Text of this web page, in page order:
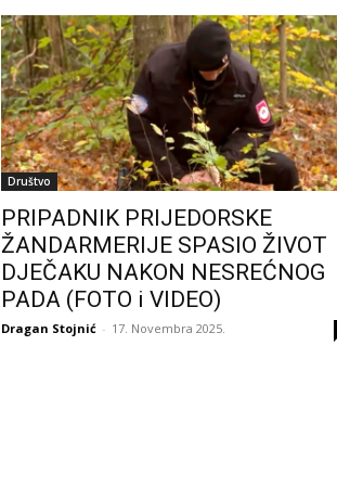
Društvo
PRIPADNIK PRIJEDORSKE
ŽANDARMERIJE SPASIO ŽIVOT
DJEČAKU NAKON NESREĆNOG
PADA (FOTO i VIDEO)
Dragan Stojnić - 17. Novembra 2025.